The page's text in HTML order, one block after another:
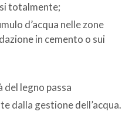
totalmente;
d’acqua nelle zone
in cemento o sui
del legno passa
dalla gestione dell’acqua.